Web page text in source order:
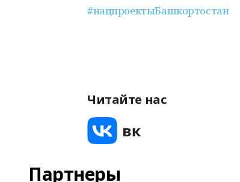
#нацпроектыБашкортостан
Читайте нас
Партнеры